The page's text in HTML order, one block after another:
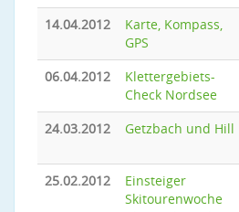
14.04.2012
Karte, Kompass,
GPS
06.04.2012
Klettergebiets-
Check Nordsee
24.03.2012 Getzbach und Hill
25.02.2012
Einsteiger
Skitourenwoche